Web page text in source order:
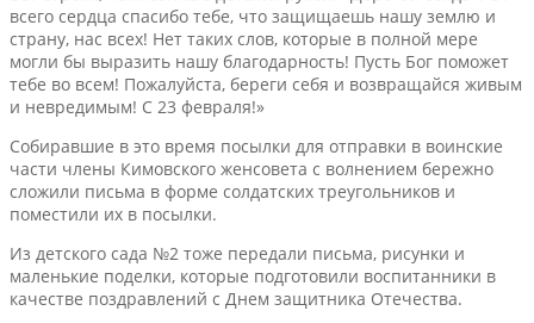
всего сердца спасибо тебе, что защищаешь нашу землю и
страну, нас всех! Нет таких слов, которые в полной мере
могли бы выразить нашу благодарность! Пусть Бог поможет
тебе во всем! Пожалуйста, береги себя и возвращайся живым
и невредимым! С 23 февраля!»
Собиравшие в это время посылки для отправки в воинские
части члены Кимовского женсовета с волнением бережно
сложили письма в форме солдатских треугольников и
поместили их в посылки.
Из детского сада №2 тоже передали письма, рисунки и
маленькие поделки, которые подготовили воспитанники в
качестве поздравлений с Днем защитника Отечества.